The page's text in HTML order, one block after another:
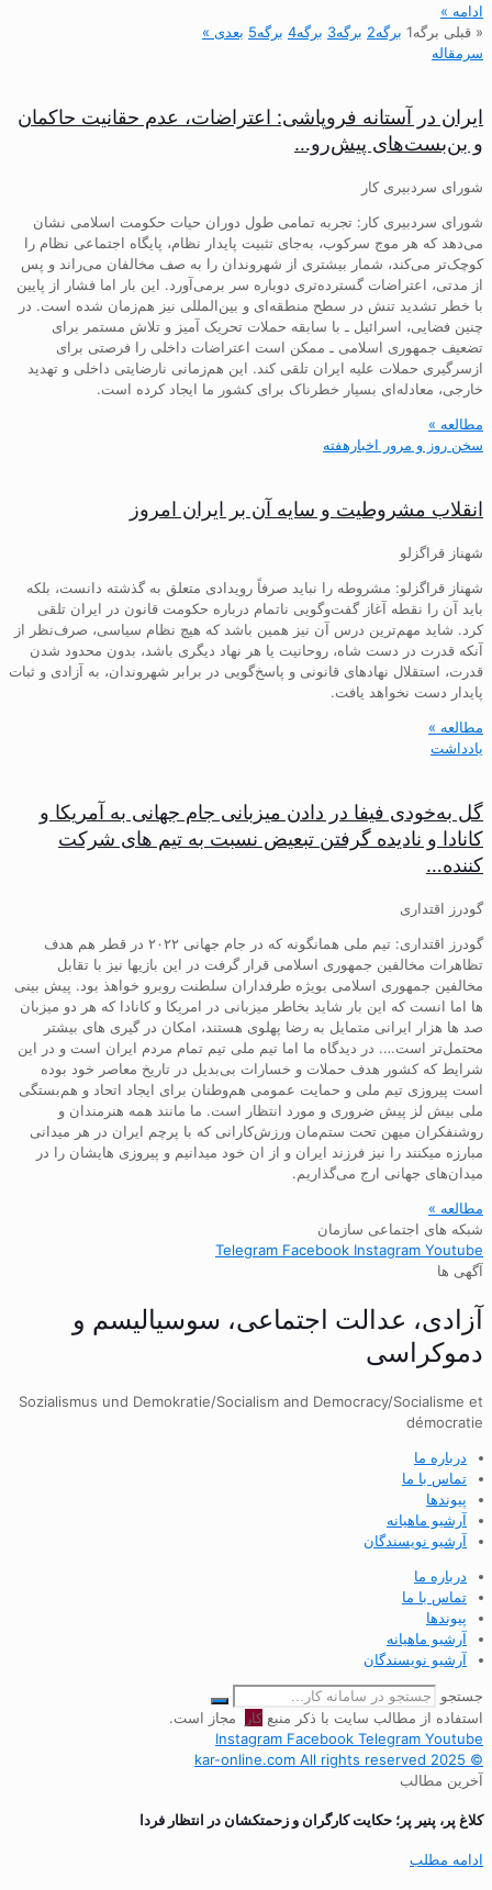
ادامه »
« قبلی برگه1 برگه2 برگه3 برگه4 برگه5 بعدی »
سرمقاله
ایران در آستانه فروپاشی: اعتراضات، عدم حقانیت حاکمان
و بن‌بست‌های پیش‌رو…
شورای سردبیری کار
شورای سردبیری کار: تجربه تمامی طول دوران حیات حکومت اسلامی نشان
می‌دهد که هر موج سرکوب، به‌جای تثبیت پایدار نظام، پایگاه اجتماعی نظام را
کوچک‌تر می‌کند، شمار بیشتری از شهروندان را به صف مخالفان می‌راند و پس
از مدتی، اعتراضات گسترده‌تری دوباره سر برمی‌آورد. این بار اما فشار از پایین
با خطر تشدید تنش در سطح منطقه‌ای و بین‌المللی نیز هم‌زمان شده است. در
چنین فضایی، اسرائیل ـ با سابقه حملات تحریک آمیز و تلاش مستمر برای
تضعیف جمهوری اسلامی ـ ممکن است اعتراضات داخلی را فرصتی برای
ازسرگیری حملات علیه ایران تلقی کند. این هم‌زمانی نارضایتی داخلی و تهدید
خارجی، معادله‌ای بسیار خطرناک برای کشور ما ایجاد کرده است.
مطالعه »
سخن روز و مرور اخبارهفته
انقلاب مشروطیت و سایه آن بر ایران امروز
شهناز قراگزلو
شهناز قراگزلو: مشروطه را نباید صرفاً رویدادی متعلق به گذشته دانست، بلکه
باید آن را نقطه آغاز گفت‌وگویی ناتمام درباره حکومت قانون در ایران تلقی
کرد. شاید مهم‌ترین درس آن نیز همین باشد که هیچ نظام سیاسی، صرف‌نظر از
آنکه قدرت در دست شاه، روحانیت یا هر نهاد دیگری باشد، بدون محدود شدن
قدرت، استقلال نهادهای قانونی و پاسخ‌گویی در برابر شهروندان، به آزادی و ثبات
پایدار دست نخواهد یافت.
مطالعه »
یادداشت
گل به‌خودی فیفا در دادن میزبانی جام جهانی به آمریکا و
کانادا و نادیده گرفتن تبعیض نسبت به تیم های شرکت
کننده…
گودرز اقتداری
گودرز اقتداری: تیم ملی همانگونه که در جام جهانی ۲۰۲۲ در قطر هم هدف
تظاهرات مخالفین جمهوری اسلامی قرار گرفت در این بازیها نیز با تقابل
مخالفین جمهوری اسلامی بویژه طرفداران سلطنت روبرو خواهذ بود. پیش بینی
ها اما انست که این بار شاید بخاطر میزبانی در امریکا و کانادا که هر دو میزبان
صد ها هزار ایرانی متمایل به رضا پهلوی هستند، امکان در گیری های بیشتر
محتمل‌تر است…. در دیدگاه ما اما تیم ملی تیم تمام مردم ایران است و در این
شرایط که کشور هدف حملات و خسارات بی‌بدیل در تاریخ معاصر خود بوده
است پیروزی تیم ملی و حمایت عمومی هم‌وطنان برای ایجاد اتحاد و هم‌بستگی
ملی بیش لز پیش ضروری و مورد انتظار است. ما مانند همه هنرمندان و
روشنفکران میهن تحت ستم‌مان ورزش‌کارانی که با پرچم ایران در هر میدانی
مبارزه میکنند را نیز فرزند ایران و از ان خود میدانیم و پیروزی هایشان را در
میدان‌های جهانی ارج می‌گذاریم.
مطالعه »
شبکه های اجتماعی سازمان
Telegram Facebook Instagram Youtube
آگهی ها
آزادی، عدالت اجتماعی، سوسیالیسم و
دموکراسی
Sozialismus und Demokratie/Socialism and Democracy/Socialisme et
démocratie
درباره ما
تماس با ما
پیوندها
آرشیو ماهیانه
آرشیو نویسندگان
درباره ما
تماس با ما
پیوندها
آرشیو ماهیانه
آرشیو نویسندگان
جستجو
استفاده از مطالب سایت با ذکر منبعکار
مجاز است.
Instagram Facebook Telegram Youtube
© 2025 kar-online.com All rights reserved
آخرین مطالب
کلاغ پر، پنیر پر؛ حکایت کارگران و زحمتکشان در انتظار فردا
ادامه مطلب